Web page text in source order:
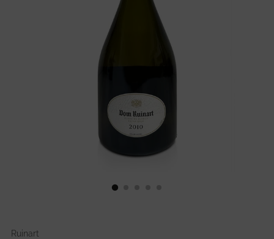
Ruinart